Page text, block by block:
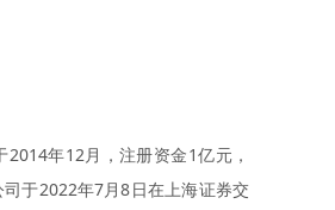
2014年12月，注册资金1亿元，
于2022年7月8日在上海证券交